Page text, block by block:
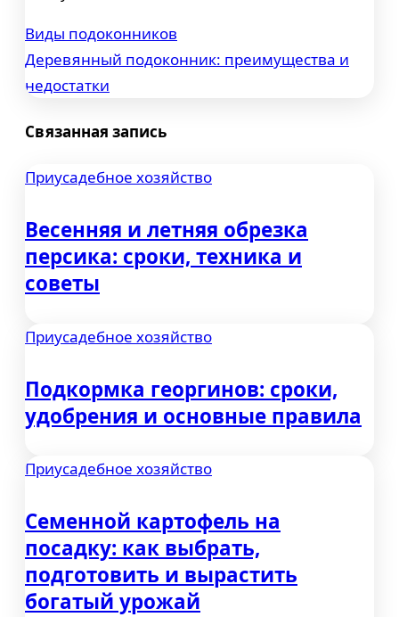
Навигация
по
записям
Виды подоконников
Деревянный подоконник: преимущества и
недостатки
Связанная запись
Приусадебное хозяйство
Весенняя и летняя обрезка
персика: сроки, техника и
советы
Приусадебное хозяйство
Подкормка георгинов: сроки,
удобрения и основные правила
Приусадебное хозяйство
Семенной картофель на
посадку: как выбрать,
подготовить и вырастить
богатый урожай